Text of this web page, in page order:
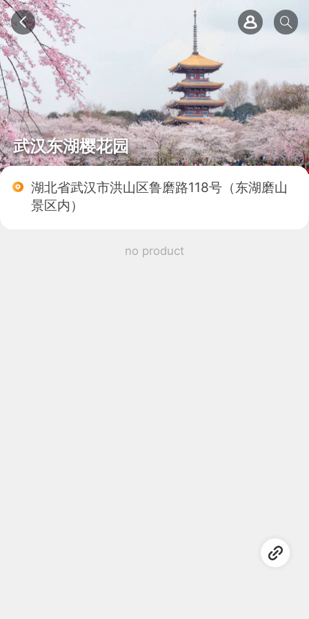
武汉东湖樱花园
湖北省武汉市洪山区鲁磨路118号（东湖磨山
景区内）
no product